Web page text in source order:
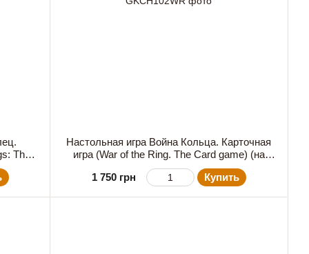
The
Настольная игра Война Кольца. Карточная
игра (War of the Ring. The Card game) (на
украинском языке) + уникальное промо!
1 750 грн
Купить